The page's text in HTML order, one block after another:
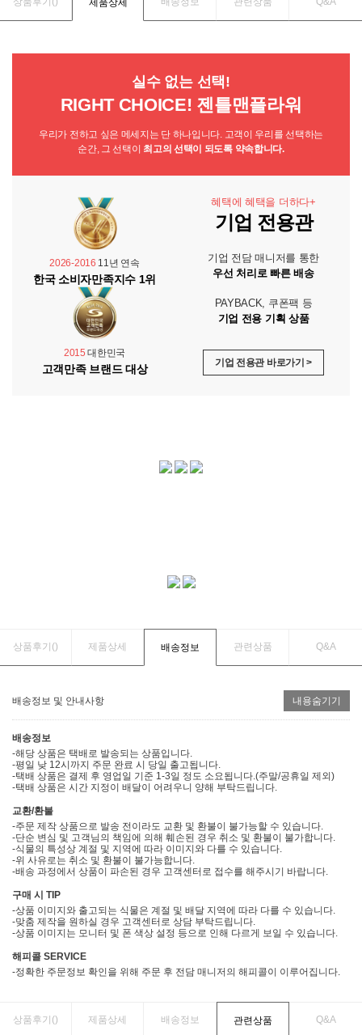
제품상세
실수 없는 선택!
RIGHT CHOICE! 젠틀맨플라워
우리가 전하고 싶은 메세지는 단 하나입니다. 고객이 우리를 선택하는
순간, 그 선택이 최고의 선택이 되도록 약속합니다.
2026-2016 11년 연속
한국 소비자만족지수 1위
2015 대한민국
고객만족 브랜드 대상
혜택에 혜택을 더하다+
기업 전용관
기업 전담 매니저를 통한
우선 처리로 빠른 배송
PAYBACK, 쿠폰팩 등
기업 전용 기획 상품
기업 전용관 바로가기 >
상품후기() 제품상세 배송정보 관련상품 Q&A
배송정보 및 안내사항 내용숨기기
배송정보
-해당 상품은 택배로 발송되는 상품입니다.
-평일 낮 12시까지 주문 완료 시 당일 출고됩니다.
-택배 상품은 결제 후 영업일 기준 1-3일 정도 소요됩니다.(주말/공휴일 제외)
-택배 상품은 시간 지정이 배달이 어려우니 양해 부탁드립니다.
교환/환불
-주문 제작 상품으로 발송 전이라도 교환 및 환불이 불가능할 수 있습니다.
-단순 변심 및 고객님의 책임에 의해 훼손된 경우 취소 및 환불이 불가합니다.
-식물의 특성상 계절 및 지역에 따라 이미지와 다를 수 있습니다.
-위 사유로는 취소 및 환불이 불가능합니다.
-배송 과정에서 상품이 파손된 경우 고객센터로 접수를 해주시기 바랍니다.
구매 시 TIP
-상품 이미지와 출고되는 식물은 계절 및 배달 지역에 따라 다를 수 있습니다.
-맞춤 제작을 원하실 경우 고객센터로 상담 부탁드립니다.
-상품 이미지는 모니터 및 폰 색상 설정 등으로 인해 다르게 보일 수 있습니다.
해피콜 SERVICE
-정확한 주문정보 확인을 위해 주문 후 전담 매니저의 해피콜이 이루어집니다.
상품후기() 제품상세 배송정보 관련상품 Q&A